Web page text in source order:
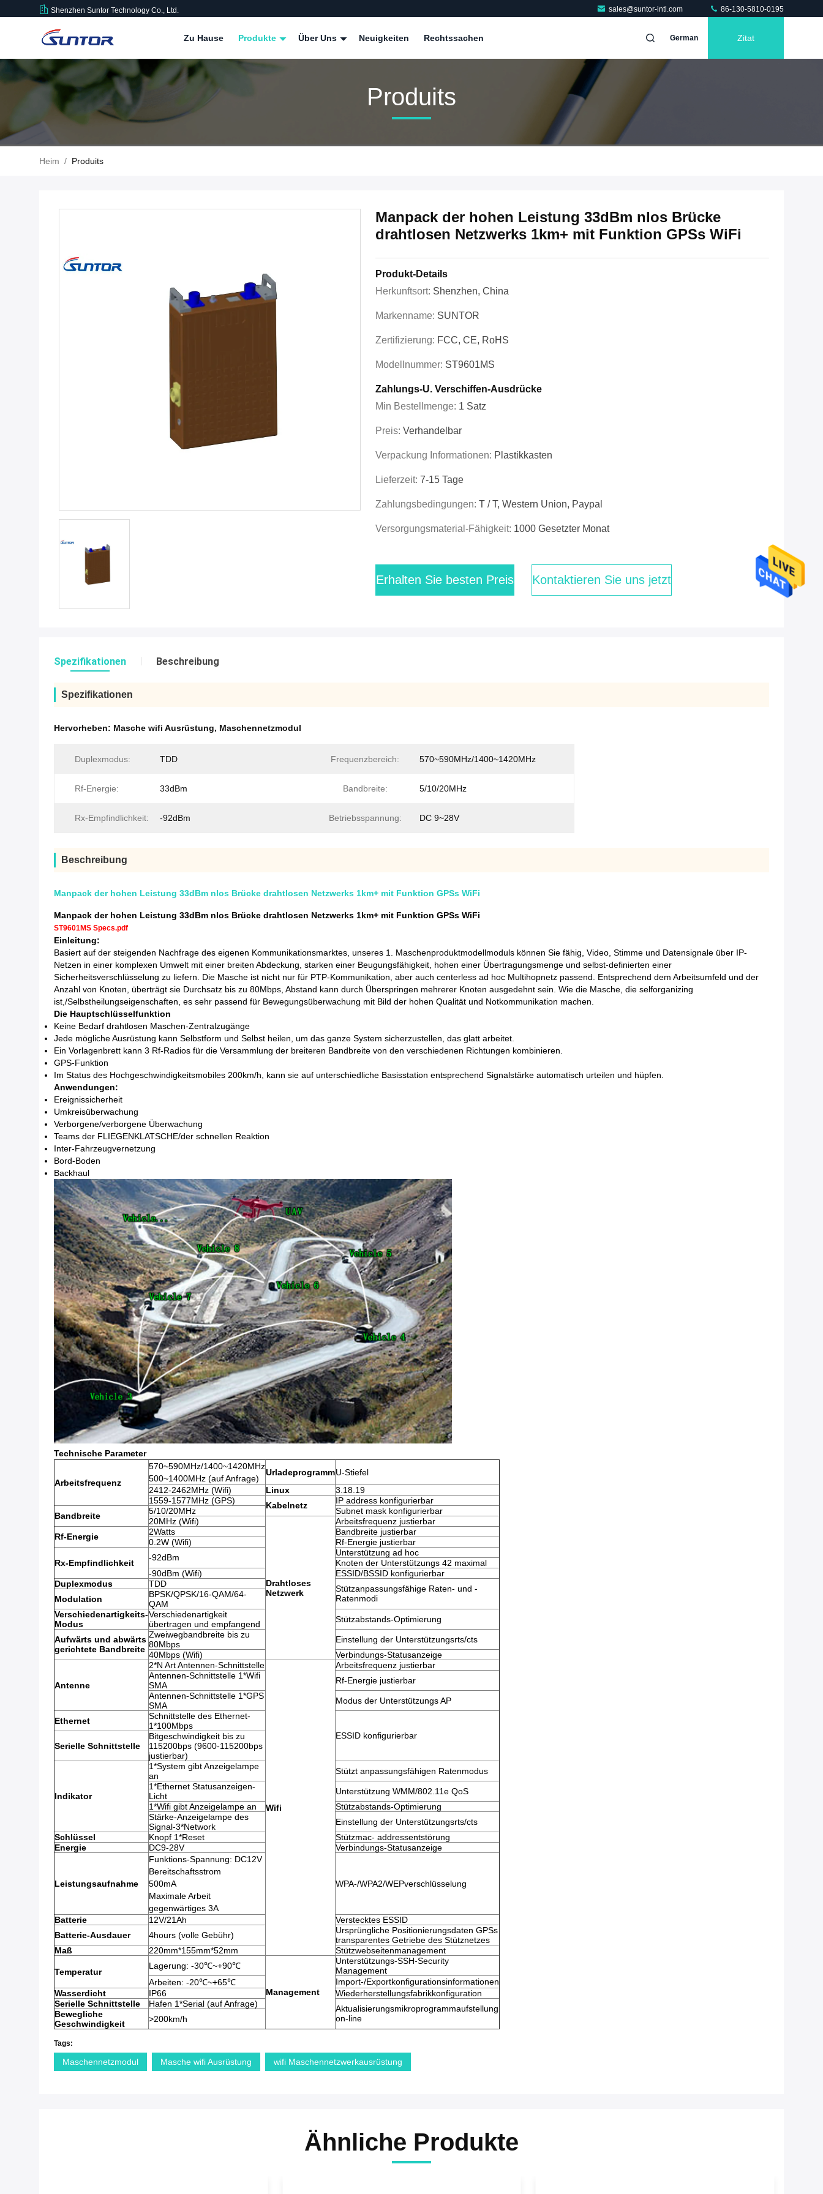
Shenzhen Suntor Technology Co., Ltd. sales@suntor-intl.com 86-130-5810-0195
Zu Hause Produkte Über Uns Neuigkeiten Rechtssachen German Zitat
Produits
Heim / Produits
Manpack der hohen Leistung 33dBm nlos Brücke
drahtlosen Netzwerks 1km+ mit Funktion GPSs WiFi
Produkt-Details
Herkunftsort: Shenzhen, China
Markenname: SUNTOR
Zertifizierung: FCC, CE, RoHS
Modellnummer: ST9601MS
Zahlungs-U. Verschiffen-Ausdrücke
Min Bestellmenge: 1 Satz
Preis: Verhandelbar
Verpackung Informationen: Plastikkasten
Lieferzeit: 7-15 Tage
Zahlungsbedingungen: T / T, Western Union, Paypal
Versorgungsmaterial-Fähigkeit: 1000 Gesetzter Monat
Erhalten Sie besten Preis Kontaktieren Sie uns jetzt
Spezifikationen Beschreibung
Spezifikationen
Hervorheben: Masche wifi Ausrüstung, Maschennetzmodul
Duplexmodus: TDD Frequenzbereich: 570~590MHz/1400~1420MHz
Rf-Energie: 33dBm Bandbreite: 5/10/20MHz
Rx-Empfindlichkeit: -92dBm Betriebsspannung: DC 9~28V
Beschreibung
Manpack der hohen Leistung 33dBm nlos Brücke drahtlosen Netzwerks 1km+ mit Funktion GPSs WiFi
Manpack der hohen Leistung 33dBm nlos Brücke drahtlosen Netzwerks 1km+ mit Funktion GPSs WiFi
ST9601MS Specs.pdf
Einleitung:
Basiert auf der steigenden Nachfrage des eigenen Kommunikationsmarktes, unseres 1. Maschenproduktmodellmoduls können Sie fähig, Video, Stimme und Datensignale über IP-
Netzen in einer komplexen Umwelt mit einer breiten Abdeckung, starken einer Beugungsfähigkeit, hohen einer Übertragungsmenge und selbst-definierten einer
Sicherheitsverschlüsselung zu liefern. Die Masche ist nicht nur für PTP-Kommunikation, aber auch centerless ad hoc Multihopnetz passend. Entsprechend dem Arbeitsumfeld und der
Anzahl von Knoten, überträgt sie Durchsatz bis zu 80Mbps, Abstand kann durch Überspringen mehrerer Knoten ausgedehnt sein. Wie die Masche, die selforganizing
ist,/Selbstheilungseigenschaften, es sehr passend für Bewegungsüberwachung mit Bild der hohen Qualität und Notkommunikation machen.
Die Hauptschlüsselfunktion
Keine Bedarf drahtlosen Maschen-Zentralzugänge
Jede mögliche Ausrüstung kann Selbstform und Selbst heilen, um das ganze System sicherzustellen, das glatt arbeitet.
Ein Vorlagenbrett kann 3 Rf-Radios für die Versammlung der breiteren Bandbreite von den verschiedenen Richtungen kombinieren.
GPS-Funktion
Im Status des Hochgeschwindigkeitsmobiles 200km/h, kann sie auf unterschiedliche Basisstation entsprechend Signalstärke automatisch urteilen und hüpfen.
Anwendungen:
Ereignissicherheit
Umkreisüberwachung
Verborgene/verborgene Überwachung
Teams der FLIEGENKLATSCHE/der schnellen Reaktion
Inter-Fahrzeugvernetzung
Bord-Boden
Backhaul
Technische Parameter
Arbeitsfrequenz
570~590MHz/1400~1420MHz
500~1400MHz (auf Anfrage)
UrladeprogrammU-Stiefel
2412-2462MHz (Wifi)
Linux
3.18.19
1559-1577MHz (GPS)
Kabelnetz
IP address konfigurierbar
Bandbreite
5/10/20MHz
Subnet mask konfigurierbar
20MHz (Wifi)
Drahtloses
Netzwerk
Arbeitsfrequenz justierbar
Rf-Energie
2Watts
Bandbreite justierbar
0.2W (Wifi)
Rf-Energie justierbar
Rx-Empfindlichkeit
-92dBm
Unterstützung ad hoc
Knoten der Unterstützungs 42 maximal
-90dBm (Wifi)
ESSID/BSSID konfigurierbar
Duplexmodus
TDD
Stützanpassungsfähige Raten- und -
Ratenmodi
Modulation
BPSK/QPSK/16-QAM/64-
QAM
Verschiedenartigkeits-
Modus
Verschiedenartigkeit
übertragen und empfangend
Stützabstands-Optimierung
Aufwärts und abwärts
gerichtete Bandbreite
Zweiwegbandbreite bis zu
80Mbps
Einstellung der Unterstützungsrts/cts
40Mbps (Wifi)
Verbindungs-Statusanzeige
Antenne
2*N Art Antennen-Schnittstelle
Wifi
Arbeitsfrequenz justierbar
Antennen-Schnittstelle 1*Wifi
SMA
Rf-Energie justierbar
Antennen-Schnittstelle 1*GPS
SMA
Modus der Unterstützungs AP
Ethernet
Schnittstelle des Ethernet-
1*100Mbps
ESSID konfigurierbar
Serielle Schnittstelle
Bitgeschwindigkeit bis zu
115200bps (9600-115200bps
justierbar)
Indikator
1*System gibt Anzeigelampe
an
Stützt anpassungsfähigen Ratenmodus
1*Ethernet Statusanzeigen-
Licht
Unterstützung WMM/802.11e QoS
1*Wifi gibt Anzeigelampe an
Stützabstands-Optimierung
Stärke-Anzeigelampe des
Signal-3*Network
Einstellung der Unterstützungsrts/cts
Schlüssel
Knopf 1*Reset
Stützmac- addressentstörung
Energie
DC9-28V Verbindungs-Statusanzeige
Leistungsaufnahme
Funktions-Spannung: DC12V
Bereitschaftsstrom
500mA
Maximale Arbeit
gegenwärtiges 3A
WPA-/WPA2/WEPverschlüsselung
Batterie 12V/21Ah
Verstecktes ESSID
Batterie-Ausdauer
4hours (volle Gebühr)
Ursprüngliche Positionierungsdaten GPSs
transparentes Getriebe des Stütznetzes
Maß
220mm*155mm*52mm Stützwebseitenmanagement
Temperatur
Lagerung: -30℃~+90℃
Management
Unterstützungs-SSH-Security
Management
Arbeiten: -20℃~+65℃
Import-/Exportkonfigurationsinformationen
Wasserdicht
IP66
Wiederherstellungsfabrikkonfiguration
Serielle Schnittstelle
Hafen 1*Serial (auf Anfrage)
Aktualisierungsmikroprogrammaufstellung
on-line
Bewegliche
Geschwindigkeit
>200km/h
Tags:
Maschennetzmodul Masche wifi Ausrüstung wifi Maschennetzwerkausrüstung
Ähnliche Produkte